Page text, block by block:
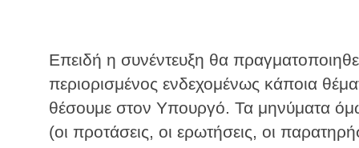
Επειδή η συνέντευξη θα
περιορισμένος ενδεχομένως κάποια
θέσουμε στον Υπουργό. Τα μηνύματα
(οι προτάσεις, οι ερωτήσεις, οι